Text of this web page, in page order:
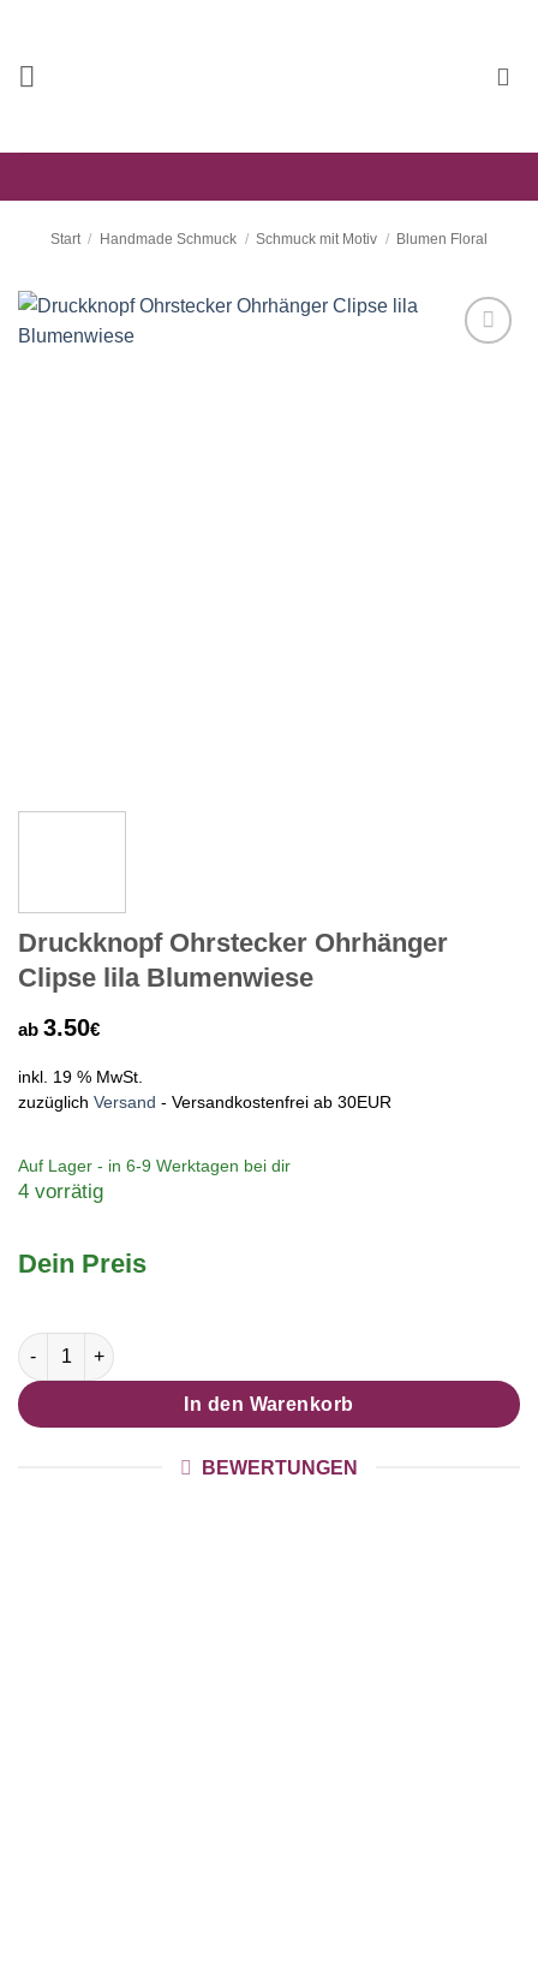
springen
Start / Handmade Schmuck / Schmuck mit Motiv / Blumen Floral
Druckknopf Ohrstecker Ohrhänger
Clipse lila Blumenwiese
ab 3.50€
inkl. 19 % MwSt.
zuzüglich Versand - Versandkostenfrei ab 30EUR
Auf Lager - in 6-9 Werktagen bei dir
4 vorrätig
Dein Preis
Druckknopf Ohrstecker Ohrhänger Clipse lila Blumenwiese
In den Warenkorb
BEWERTUNGEN